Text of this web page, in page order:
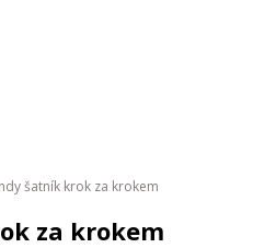
šatník krok za krokem
za krokem